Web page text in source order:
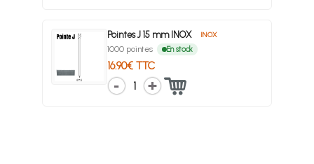
Pointes J 15 mm INOX INOX
1000 pointes En stock
16.90€ TTC
1